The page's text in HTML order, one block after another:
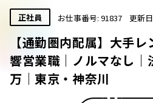
正社員 お仕事番号: 91837 更新
【通勤圏内配属】大手
響営業職｜ノルマなし
万｜東京・神奈川